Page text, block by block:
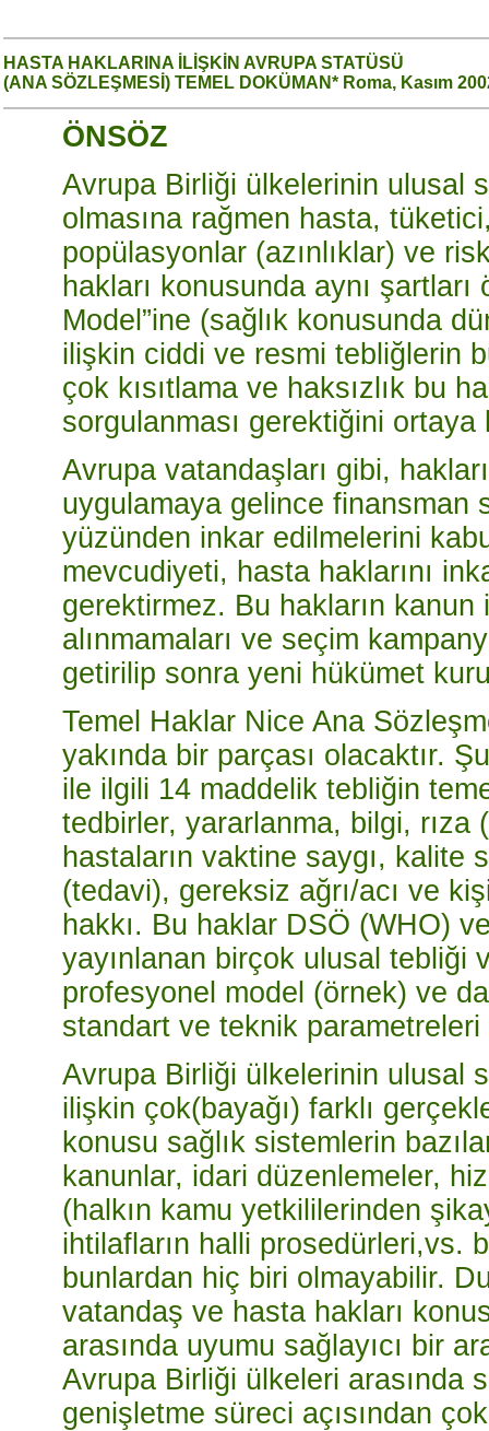
HASTA HAKLARINA İLİŞKİN AVRUPA STATÜSÜ
(ANA SÖZLEŞMESİ) TEMEL DOKÜMAN* Roma, Kasım
ÖNSÖZ
Avrupa Birliği ülkelerinin ulusal
olmasına rağmen hasta,
popülasyonlar (azınlıklar) ve
hakları konusunda aynı
Model”ine (sağlık konusunda
ilişkin ciddi ve resmi tebliğlerin
çok kısıtlama ve haksızlık bu
sorgulanması gerektiğini ortaya
Avrupa vatandaşları gibi,
uygulamaya gelince finansman
yüzünden inkar edilmelerini
mevcudiyeti, hasta haklarını
gerektirmez. Bu hakların
alınmamaları ve seçim
getirilip sonra yeni hükümet
Temel Haklar Nice Ana
yakında bir parçası olacaktır.
ile ilgili 14 maddelik tebliğin
tedbirler, yararlanma, bilgi,
hastaların vaktine saygı, kalite
(tedavi), gereksiz ağrı/acı ve
hakkı. Bu haklar DSÖ (WHO)
yayınlanan birçok ulusal tebliği
profesyonel model (örnek) ve
standart ve teknik
Avrupa Birliği ülkelerinin ulusal
ilişkin çok(bayağı) farklı
konusu sağlık sistemlerin
kanunlar, idari düzenlemeler,
(halkın kamu yetkililerinden
ihtilafların halli prosedürleri,vs.
bunlardan hiç biri olmayabilir.
vatandaş ve hasta hakları
arasında uyumu sağlayıcı bir
Avrupa Birliği ülkeleri arasında
genişletme süreci açısından